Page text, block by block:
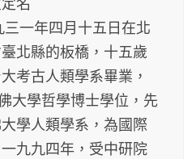
一年四月十五日在北
北縣的板橋，十五歲
考古人類學系畢業，
大學哲學博士學位，先
學人類學系，為國際
九九四年，受中研院